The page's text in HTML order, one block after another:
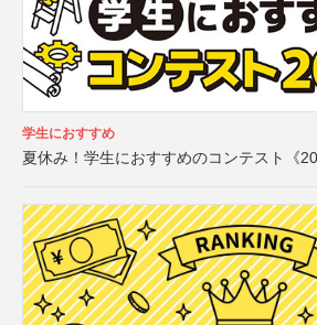
学生におすすめ
夏休み！学生におすすめのコンテスト《